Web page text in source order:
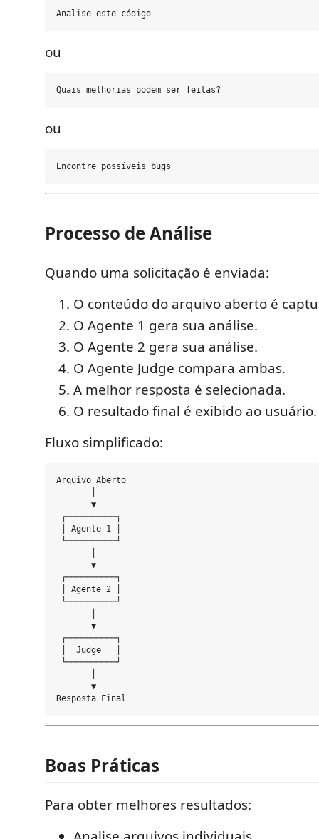
ou
ou
Processo de Análise
Quando uma solicitação é enviada:
O conteúdo do arquivo aberto é
O Agente 1 gera sua análise.
O Agente 2 gera sua análise.
O Agente Judge compara ambas.
A melhor resposta é selecionada.
O resultado final é exibido ao usuário.
Fluxo simplificado:
Arquivo Aberto
       ▼
┌──────────┐
│ Agente 1 │
└──────────┘
       ▼
┌──────────┐
│ Agente 2 │
└──────────┘
       ▼
┌──────────┐
│  Judge   │
└──────────┘
       ▼
Boas Práticas
Para obter melhores resultados: